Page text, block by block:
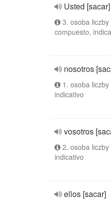
Usted [sacar]
3. osoba
compuesto,
nosotros
1. osoba
indicativo
vosotros
2. osoba
indicativo
ellos [sacar]